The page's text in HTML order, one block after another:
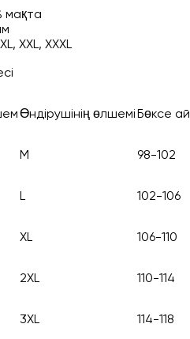
мақта
XXL, XXXL
Өндірушінің өлшеміБөксе
M 98-102
L 102-106
XL 106-110
2XL 110-114
3XL 114-118